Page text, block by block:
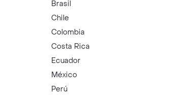
Brasil
Chile
Colombia
Costa Rica
Ecuador
México
Perú